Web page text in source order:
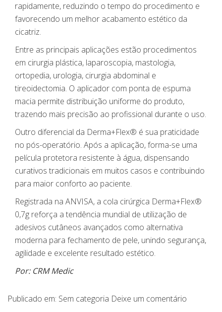
rapidamente, reduzindo o tempo do procedimento e
favorecendo um melhor acabamento estético da
cicatriz.
Entre as principais aplicações estão procedimentos
em cirurgia plástica, laparoscopia, mastologia,
ortopedia, urologia, cirurgia abdominal e
tireoidectomia. O aplicador com ponta de espuma
macia permite distribuição uniforme do produto,
trazendo mais precisão ao profissional durante o uso.
Outro diferencial da Derma+Flex® é sua praticidade
no pós-operatório. Após a aplicação, forma-se uma
película protetora resistente à água, dispensando
curativos tradicionais em muitos casos e contribuindo
para maior conforto ao paciente.
Registrada na ANVISA, a cola cirúrgica Derma+Flex®
0,7g reforça a tendência mundial de utilização de
adesivos cutâneos avançados como alternativa
moderna para fechamento de pele, unindo segurança,
agilidade e excelente resultado estético.
Por: CRM Medic
Publicado em: Sem categoria Deixe um comentário